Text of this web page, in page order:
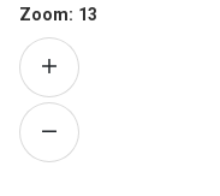
Zoom: 13